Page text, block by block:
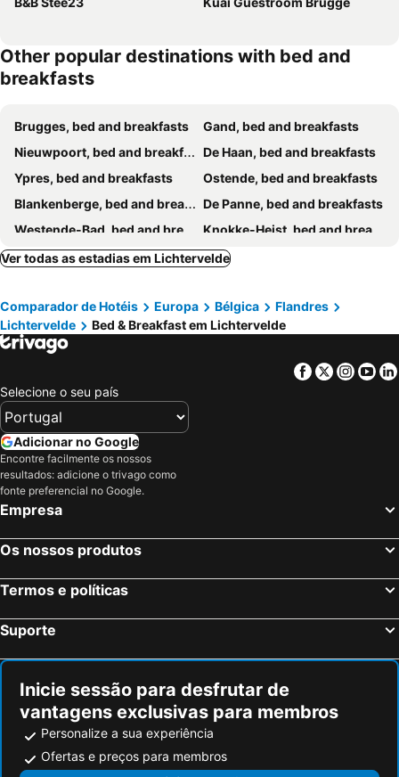
Other popular destinations with bed and
breakfasts
Brugges, bed and breakfasts
Gand, bed and breakfasts
Nieuwpoort, bed and breakfasts
De Haan, bed and breakfasts
Ypres, bed and breakfasts
Ostende, bed and breakfasts
Blankenberge, bed and breakfasts
De Panne, bed and breakfasts
Westende-Bad, bed and breakfasts
Knokke-Heist, bed and breakfasts
Damme, bed and breakfasts
Poperinge, bed and breakfasts
Kortrijk, bed and breakfasts
Koksijde, bed and breakfasts
Zedelgem, bed and breakfasts
Roeselare, bed and breakfasts
Veurne, bed and breakfasts
Wenduine, bed and breakfasts
Oudenaarde, bed and breakfasts
Diksmuide, bed and breakfasts
Jabbeke, bed and breakfasts
Groede, bed and breakfasts
Lille, bed and breakfasts
Middelkerke, bed and breakfasts
Eeklo, bed and breakfasts
Sluis, bed and breakfasts
Wevelgem, bed and breakfasts
Lo-Reninge, bed and breakfasts
Heuvelland, bed and breakfasts
Dentergem, bed and breakfasts
Ver todas as estadias em Lichtervelde
Comparador de Hotéis Europa Bélgica
Flandres
Lichtervelde
Bed & Breakfast em Lichtervelde
Facebook
Twitter
Selecione o seu país
Adicionar no Google
Encontre facilmente os nossos
resultados: adicione o trivago como
fonte preferencial no Google.
Empresa
Os nossos produtos
Termos e políticas
Suporte
Inicie sessão para desfrutar de
vantagens exclusivas para membros
Personalize a sua experiência
Ofertas e preços para membros